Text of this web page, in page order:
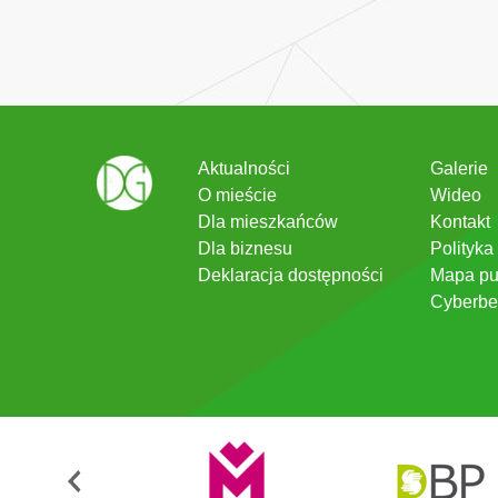
Aktualności
O mieście
Dla mieszkańców
Dla biznesu
Deklaracja dostępności
Galerie
Wideo
Kontakt
Mapa